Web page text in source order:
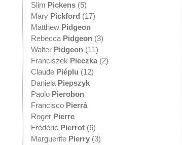
Slim Pickens (5)
Mary Pickford (17)
Matthew Pidgeon
Rebecca Pidgeon (3)
Walter Pidgeon (11)
Franciszek Pieczka (2)
Claude Piéplu (12)
Daniela Piepszyk
Paolo Pierobon
Francisco Pierrá
Roger Pierre
Frédéric Pierrot (6)
Marguerite Pierry (3)